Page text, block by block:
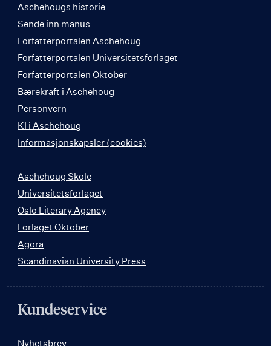
Aschehougs historie
Sende inn manus
Forfatterportalen Aschehoug
Forfatterportalen Universitetsforlaget
Forfatterportalen Oktober
Bærekraft i Aschehoug
Personvern
KI i Aschehoug
Informasjonskapsler (cookies)
Aschehoug Skole
Universitetsforlaget
Oslo Literary Agency
Forlaget Oktober
Agora
Scandinavian University Press
Kundeservice
Nyhetsbrev